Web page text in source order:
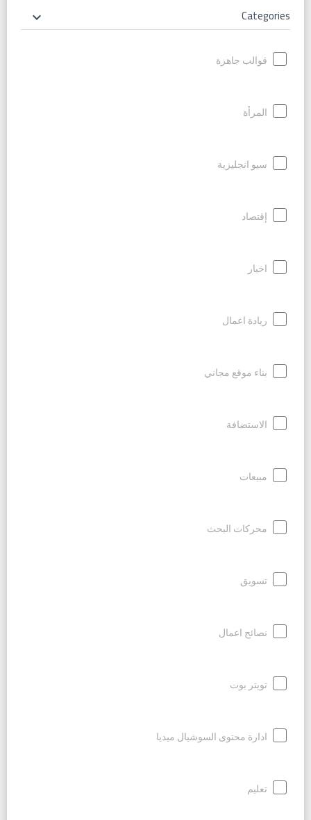
Categories
keyboard_arrow_down
قوالب جاهزة
المرأة
سيو انجليزية
إقتصاد
اخبار
ريادة اعمال
بناء موقع مجاني
الاستضافة
مبيعات
محركات البحث
تسويق
نصائح اعمال
تويتر بوت
ادارة محتوى السوشيال ميديا
تعليم